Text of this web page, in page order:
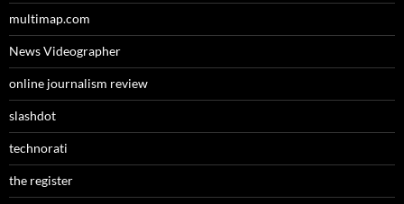
multimap.com
News Videographer
online journalism review
slashdot
technorati
the register